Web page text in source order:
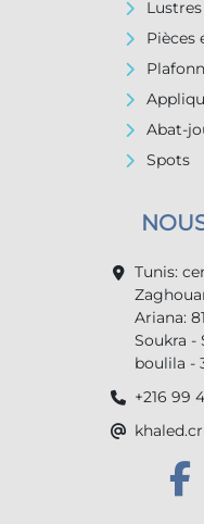
Pièces
Abat-
Spots
Tunis:
Ariana:
Soukra -
boulila -
+216 99